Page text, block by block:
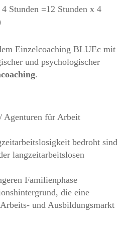
Stunden =12 Stunden x 4
Einzelcoaching BLUEc mit
und psychologischer
.
Agenturen für Arbeit
bedroht sind
langzeitarbeitslosen
Familienphase
die eine
und Ausbildungsmarkt